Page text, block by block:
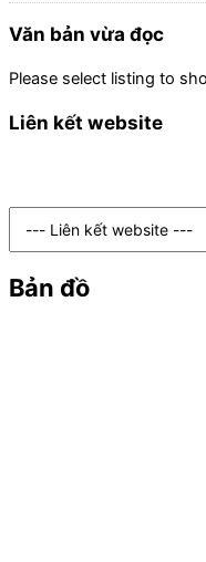
Văn bản vừa đọc
Please select listing to
Liên kết website
Bản đồ